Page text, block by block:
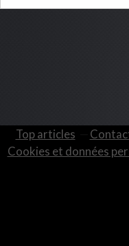
Top articles
Cookies et données